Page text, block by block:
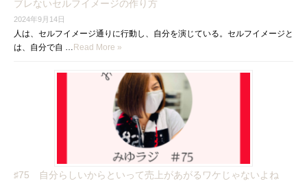
ブレないセルフイメージの作り方
2024年9月14日
人は、セルフイメージ通りに行動し、自分を演じている。セルフイメージと
は、自分で自 …Read More »
♯75 自分らしいからといって売上があがるワケじゃないよね